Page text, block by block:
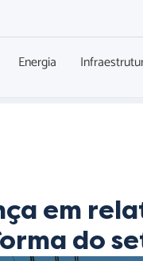
Energia
em
do